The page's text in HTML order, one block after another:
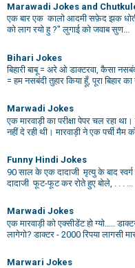
Marawadi Jokes and
एक बार एक कालो आदमी सफ़ेद झक
को लाग रयो हु ?" लुगाई को जवाब सुण...
Bihari Jokes
बिहारी बाबू = अरे ओ डाक्टरवा, कैसा
= हम नसबंदी तुहार किया हूँ, पूरा बिहार का
Marwadi Jokes
एक मारवाड़ी का परीक्षा पेपर चल रहा
नहीं दे रही थी। मारवाड़ी ने एक पर्ची मैम
Funny Hindi Jokes
90 साल के एक दादाजी मृत्यु के बाद
दादाजी फूट-फूट कर रोते हुए बोले, . . . ...
Marwadi Jokes
एक मारवाड़ी को एक्सीडेंट हो ग्यो.....
लागेगो? डाक्टर - 2000 रिपया लागसी
Marwari Jokes